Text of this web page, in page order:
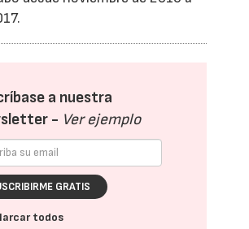
a nuestra
- Ver ejemplo
GRATIS
todos